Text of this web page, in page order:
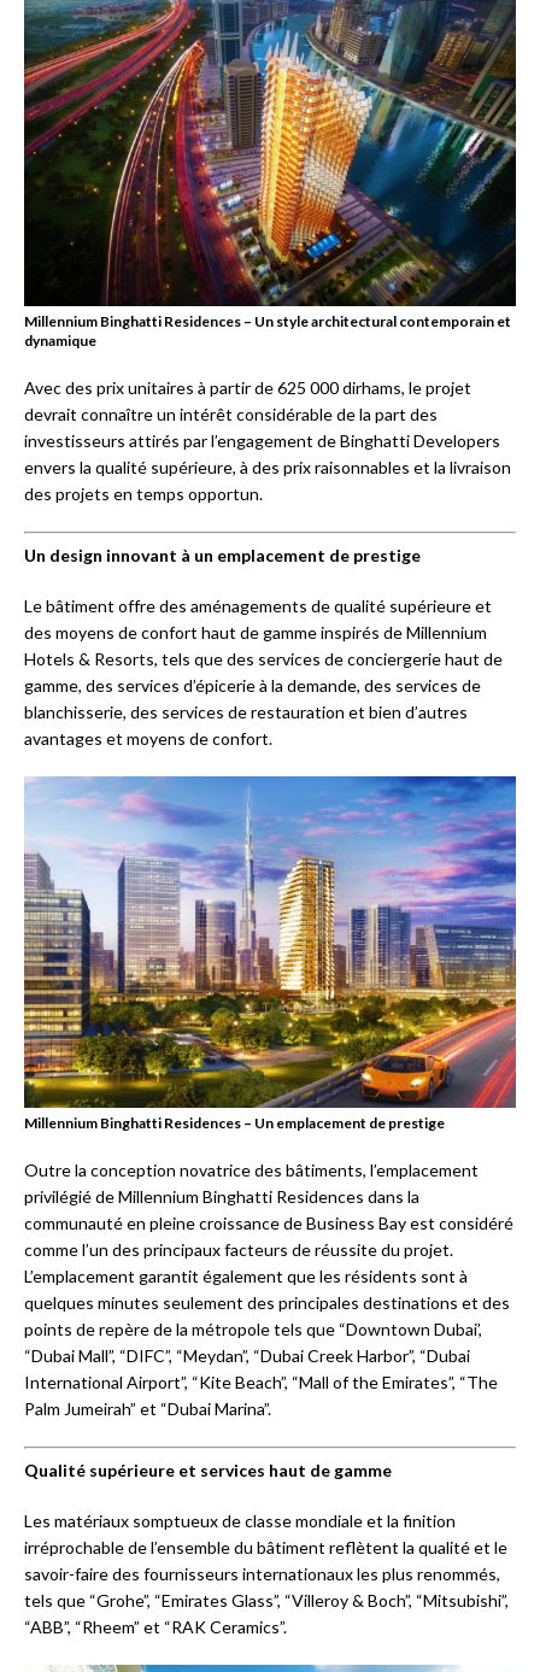
Millennium Binghatti Residences – Un style architectural contemporain et
dynamique
Avec des prix unitaires à partir de 625 000 dirhams, le projet
devrait connaître un intérêt considérable de la part des
investisseurs attirés par l’engagement de Binghatti Developers
envers la qualité supérieure, à des prix raisonnables et la livraison
des projets en temps opportun.
Un design innovant à un emplacement de prestige
Le bâtiment offre des aménagements de qualité supérieure et
des moyens de confort haut de gamme inspirés de Millennium
Hotels & Resorts, tels que des services de conciergerie haut de
gamme, des services d’épicerie à la demande, des services de
blanchisserie, des services de restauration et bien d’autres
avantages et moyens de confort.
Millennium Binghatti Residences – Un emplacement de prestige
Outre la conception novatrice des bâtiments, l’emplacement
privilégié de Millennium Binghatti Residences dans la
communauté en pleine croissance de Business Bay est considéré
comme l’un des principaux facteurs de réussite du projet.
L’emplacement garantit également que les résidents sont à
quelques minutes seulement des principales destinations et des
points de repère de la métropole tels que “Downtown Dubai’,
“Dubai Mall”, “DIFC”, “Meydan”, “Dubai Creek Harbor”, “Dubai
International Airport”, “Kite Beach”, “Mall of the Emirates”, “The
Palm Jumeirah” et “Dubai Marina”.
Qualité supérieure et services haut de gamme
Les matériaux somptueux de classe mondiale et la finition
irréprochable de l’ensemble du bâtiment reflètent la qualité et le
savoir-faire des fournisseurs internationaux les plus renommés,
tels que “Grohe”, “Emirates Glass”, “Villeroy & Boch”, “Mitsubishi”,
“ABB”, “Rheem” et “RAK Ceramics”.